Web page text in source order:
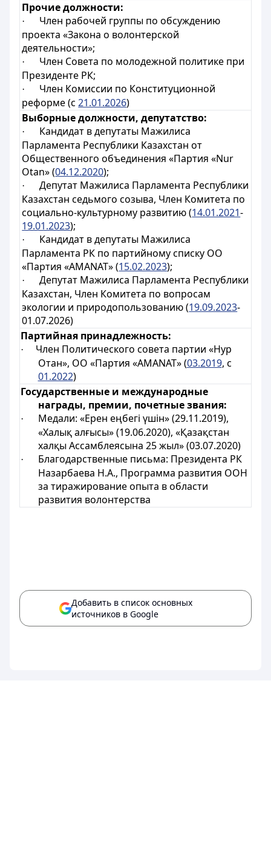
Прочие должности:
·
Член рабочей группы по обсуждению
проекта «Закона о волонтерской
деятельности»;
·
Член Совета по молодежной политике при
Президенте РК;
·
Член Комиссии по Конституционной
реформе (с21.01.2026)
Выборные должности, депутатство:
·
Кандидат в депутаты Мажилиса
Парламента Республики Казахстан от
Общественного объединения «Партия «Nur
Otan» (04.12.2020);
·
Депутат Мажилиса Парламента Республики
Казахстан седьмого созыва, Член Комитета по
социально-культурному развитию (14.01.2021-
19.01.2023);
·
Кандидат в депутаты Мажилиса
Парламента РК по партийному списку ОО
«Партия «AMANAT» (15.02.2023);
·
Депутат Мажилиса Парламента Республики
Казахстан, Член Комитета по вопросам
экологии и природопользованию (19.09.2023-
01.07.2026)
Партийная принадлежность:
·
Член Политического совета партии «Нур
Отан», ОО «Партия «AMANAT»(03.2019, с
01.2022)
Государственные и международные
награды, премии, почетные звания:
·
Медали: «Ерен еңбегі үшін» (29.11.2019),
«Халық алғысы» (19.06.2020), «Қазақстан
халқы Ассамблеясына 25 жыл» (03.07.2020)
·
Благодарственные письма: Президента РК
Назарбаева Н.А., Программа развития ООН
за тиражирование опыта в области
развития волонтерства
Добавить в список основных
источников в Google